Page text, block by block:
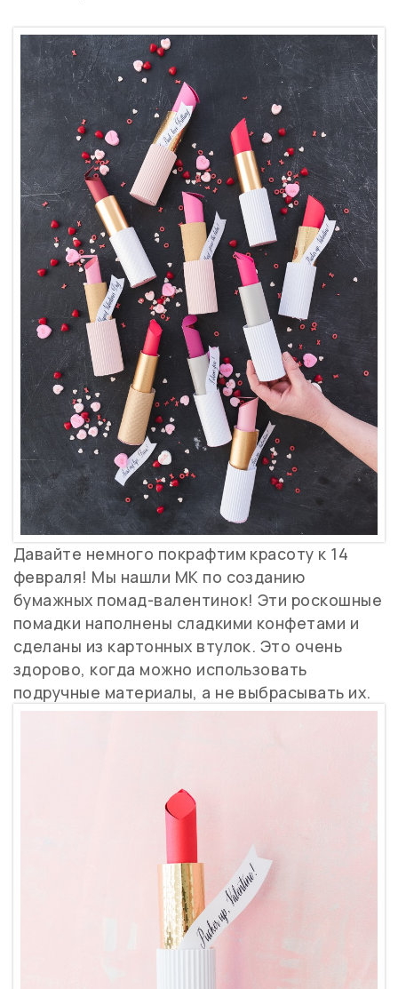
Давайте немного покрафтим красоту к 14
февраля! Мы нашли МК по созданию
бумажных помад-валентинок! Эти роскошные
помадки наполнены сладкими конфетами и
сделаны из картонных втулок. Это очень
здорово, когда можно использовать
подручные материалы, а не выбрасывать их.